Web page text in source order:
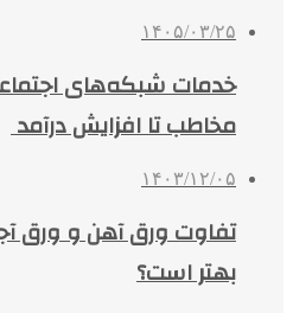
۱۴۰۵/۰۳/۲۵
مخاطب تا افزایش درآمد
۱۴۰۳/۱۲/۰۵
تفاوت ورق آهن و ورق
بهتر است؟